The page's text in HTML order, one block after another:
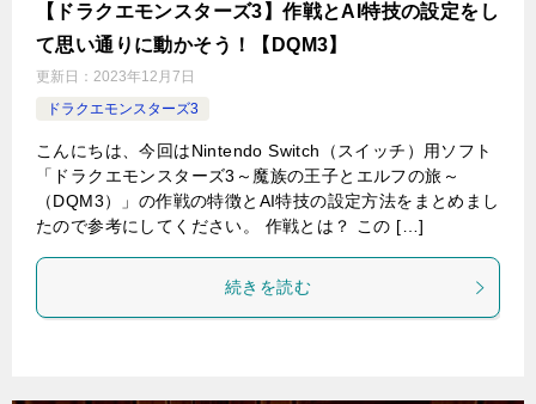
【ドラクエモンスターズ3】作戦とAI特技の設定をし
て思い通りに動かそう！【DQM3】
更新日： 2023年12月7日
ドラクエモンスターズ3
こんにちは、今回はNintendo Switch（スイッチ）用ソフト
「ドラクエモンスターズ3～魔族の王子とエルフの旅～
（DQM3）」の作戦の特徴とAI特技の設定方法をまとめまし
たので参考にしてください。 作戦とは？ この […]
続きを読む